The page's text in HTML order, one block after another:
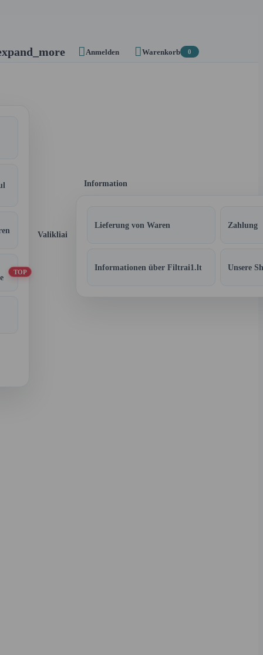
 Anmelden Warenkorb 0
TOP
Valikliai
Information
Lieferung von Waren Zahlung
Informationen über Filtrai1.lt Unsere